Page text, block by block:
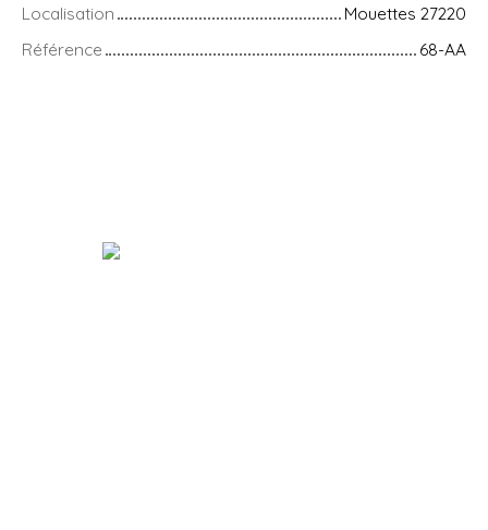
Localisation
Mouettes 27220
Référence
68-AA